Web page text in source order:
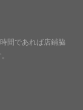
間であれば店鋪脇